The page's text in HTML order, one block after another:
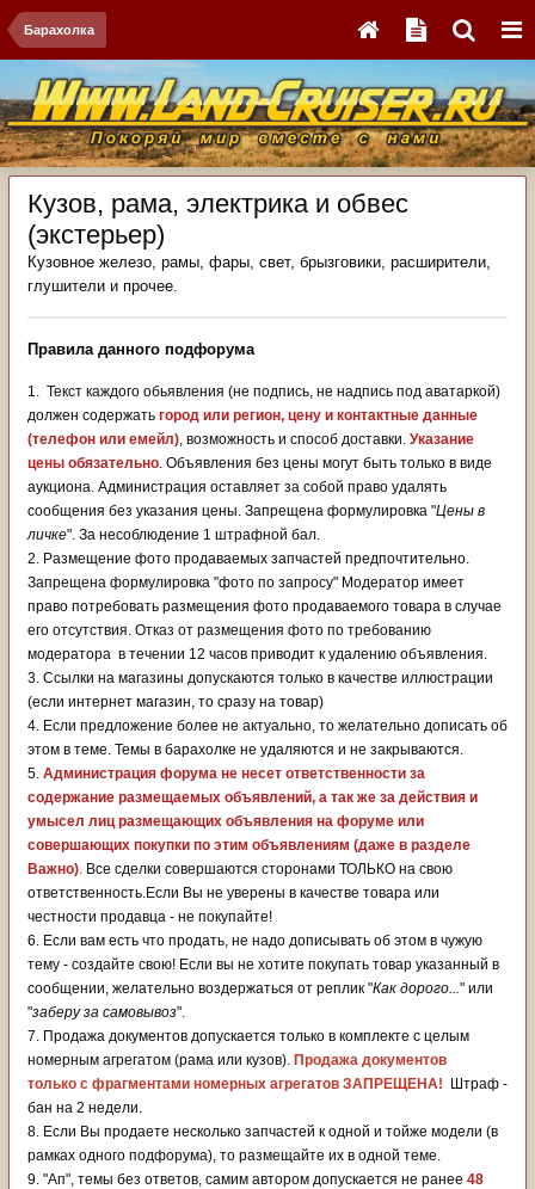
Барахолка
Кузов, рама, электрика и обвес
(экстерьер)
Кузовное железо, рамы, фары, свет, брызговики, расширители,
глушители и прочее.
Правила данного подфорума
1. Текст каждого обьявления (не подпись, не надпись под аватаркой)
должен содержать город или регион, цену и контактные данные
(телефон или емейл), возможность и способ доставки. Указание
цены обязательно. Объявления без цены могут быть только в виде
аукциона. Администрация оставляет за собой право удалять
сообщения без указания цены. Запрещена формулировка "Цены в
личке". За несоблюдение 1 штрафной бал.
2. Размещение фото продаваемых запчастей предпочтительно.
Запрещена формулировка "фото по запросу" Модератор имеет
право потребовать размещения фото продаваемого товара в случае
его отсутствия. Отказ от размещения фото по требованию
модератора в течении 12 часов приводит к удалению объявления.
3. Ссылки на магазины допускаются только в качестве иллюстрации
(если интернет магазин, то сразу на товар)
4. Если предложение более не актуально, то желательно дописать об
этом в теме. Темы в барахолке не удаляются и не закрываются.
5. Администрация форума не несет ответственности за
содержание размещаемых объявлений, а так же за действия и
умысел лиц размещающих объявления на форуме или
совершающих покупки по этим объявлениям (даже в разделе
Важно). Все сделки совершаются сторонами ТОЛЬКО на свою
ответственность.Если Вы не уверены в качестве товара или
честности продавца - не покупайте!
6. Если вам есть что продать, не надо дописывать об этом в чужую
тему - создайте свою! Если вы не хотите покупать товар указанный в
сообщении, желательно воздержаться от реплик "Как дорого..." или
"заберу за самовывоз".
7. Продажа документов допускается только в комплекте с целым
номерным агрегатом (рама или кузов). Продажа документов
только с фрагментами номерных агрегатов ЗАПРЕЩЕНА!
Штраф -
бан на 2 недели.
8. Если Вы продаете несколько запчастей к одной и тойже модели (в
рамках одного подфорума), то размещайте их в одной теме.
9. "Ап", темы без ответов, самим автором допускается не ранее 48